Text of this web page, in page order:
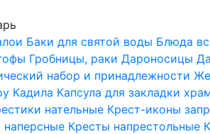
Баки для святой воды Блюда
Гробницы, ракиДароносицы
набор и принадлежности
Кадила Капсула для закладки
нательные Крест-иконы
наперсные Кресты напрестольные